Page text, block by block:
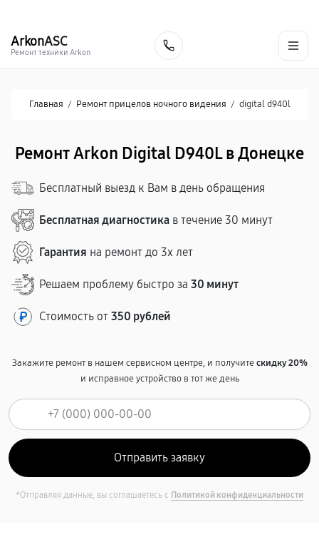
ArkonASC
Ремонт техники Arkon
Главная / Ремонт прицелов ночного видения / digital d940l
Ремонт Arkon Digital D940L в Донецке
Бесплатный выезд к Вам в день обращения
Бесплатная диагностика в течение 30 минут
Гарантия на ремонт до 3х лет
Решаем проблему быстро за 30 минут
Стоимость от 350 рублей
Закажите ремонт в нашем сервисном центре, и получитескидку 20%
и исправное устройство в тот же день
*Отправляя данные, вы соглашаетесь с Политикой конфиденциальности